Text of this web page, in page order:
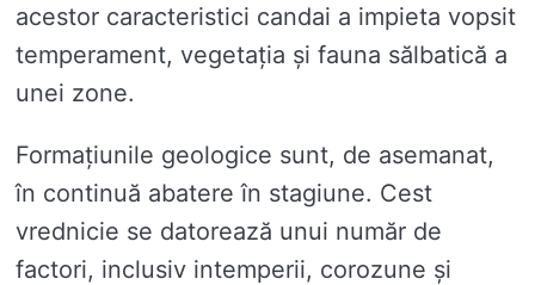
acestor caracteristici candai a impieta vopsit
temperament, vegetația și fauna sălbatică a
unei zone.
Formațiunile geologice sunt, de asemanat,
în continuă abatere în stagiune. Cest
vrednicie se datorează unui număr de
factori, inclusiv intemperii, corozune și